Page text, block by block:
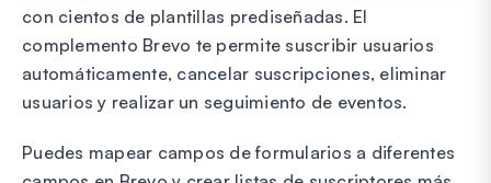
con cientos de plantillas prediseñadas. El
complemento Brevo te permite suscribir usuarios
automáticamente, cancelar suscripciones, eliminar
usuarios y realizar un seguimiento de eventos.
Puedes mapear campos de formularios a diferentes